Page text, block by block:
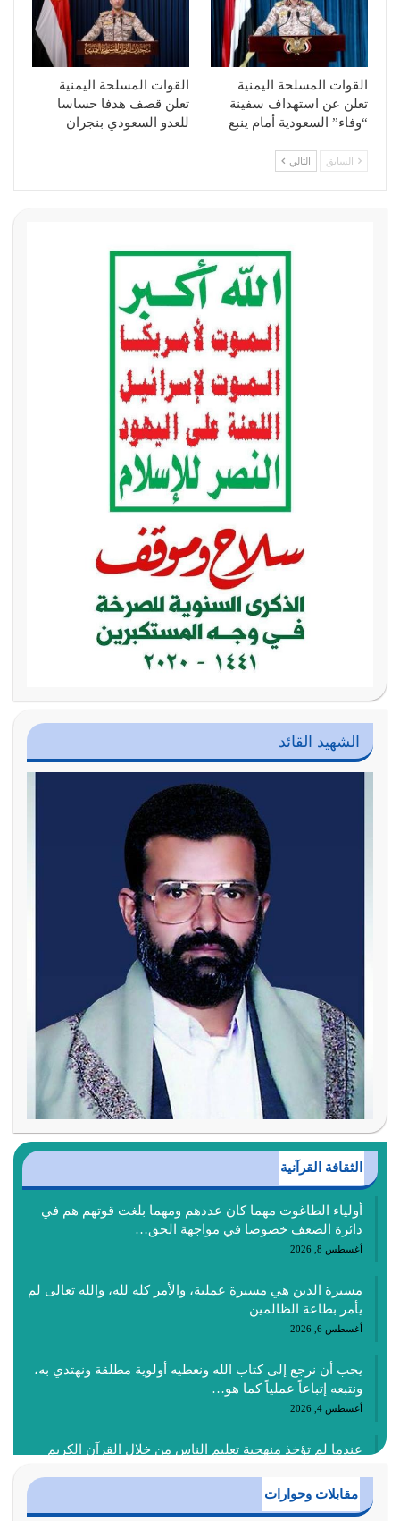
القوات المسلحة اليمنية
تعلن عن استهداف سفينة
“وفاء” السعودية أمام ينبع
القوات المسلحة اليمنية
تعلن قصف هدفا حساسا
للعدو السعودي بنجران
السابق التالي
الشهيد القائد
الثقافة القرآنية
أولياء الطاغوت مهما كان عددهم ومهما بلغت قوتهم هم في
دائرة الضعف خصوصا في مواجهة الحق…
أغسطس 8, 2026
مسيرة الدين هي مسيرة عملية، والأمر كله لله، والله تعالى لم
يأمر بطاعة الظالمين
أغسطس 6, 2026
يجب أن نرجع إلى كتاب الله ونعطيه أولوية مطلقة ونهتدي به،
ونتبعه إتباعاً عملياً كما هو…
أغسطس 4, 2026
عندما لم تؤخذ منهجية تعليم الناس من خلال القرآن الكريم
أغسطس 3, 2026
مقابلات وحوارات